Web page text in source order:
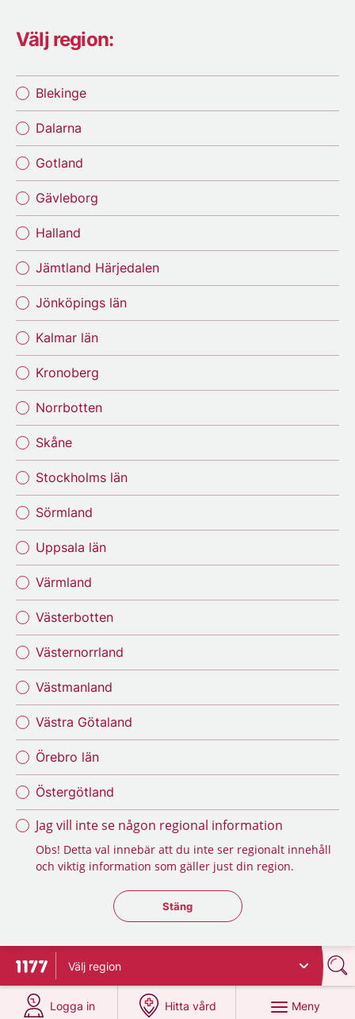
Välj region:
Blekinge
Dalarna
Gotland
Gävleborg
Halland
Jämtland Härjedalen
Jönköpings län
Kalmar län
Kronoberg
Norrbotten
Skåne
Stockholms län
Sörmland
Uppsala län
Värmland
Västerbotten
Västernorrland
Västmanland
Västra Götaland
Örebro län
Östergötland
Jag vill inte se någon regional information
Obs! Detta val innebär att du inte ser regionalt innehåll
och viktig information som gäller just din region.
Stäng regionsväljaren
Stäng
Till startsidan för 1177
Välj region
Logga in
på 1177.se
Hitta vård
på 1177.se
Meny